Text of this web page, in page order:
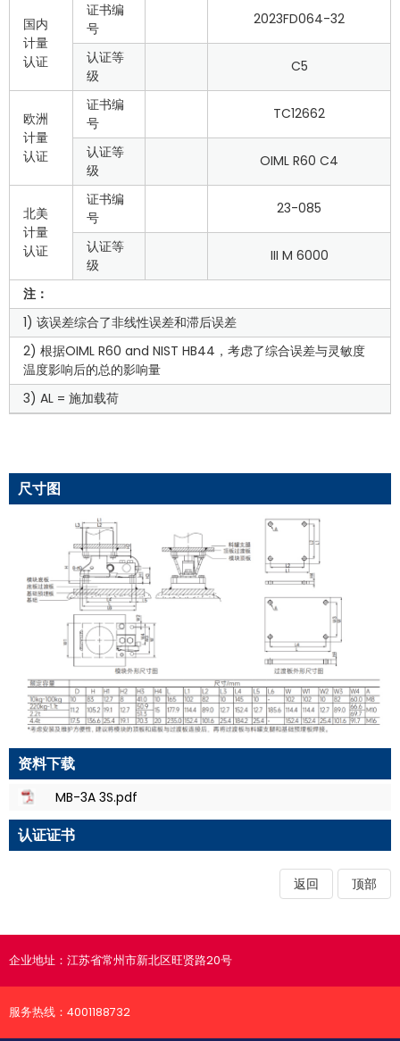
国内
计量
认证
证书编
号
2023FD064-32
认证等
级
C5
欧洲
计量
认证
证书编
号
TC12662
认证等
级
OIML R60 C4
北美
计量
认证
证书编
号
23-085
认证等
级
III M 6000
注：
1) 该误差综合了非线性误差和滞后误差
2) 根据OIML R60 and NIST HB44，考虑了综合误差与灵敏度
温度影响后的总的影响量
3) AL = 施加载荷
尺寸图
资料下载
MB-3A 3S.pdf
认证证书
返回 顶部
企业地址： 江苏省常州市新北区旺贤路20号
服务热线： 4001188732